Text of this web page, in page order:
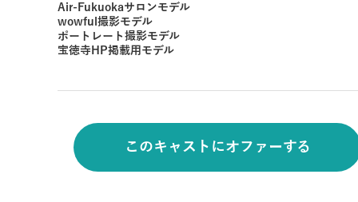
Air-Fukuokaサロンモデル
wowful撮影モデル
ポートレート撮影モデル
宝徳寺HP掲載用モデル
このキャストにオファーする